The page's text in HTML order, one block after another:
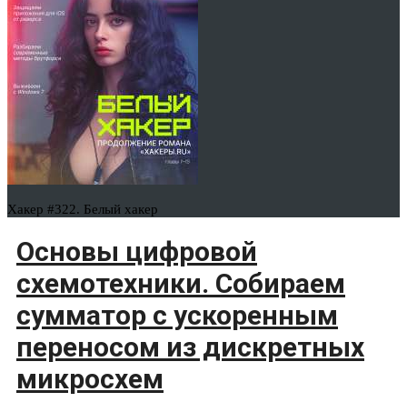
Хакер #322. Белый хакер
Основы цифровой
схемотехники. Собираем
сумматор с ускоренным
переносом из дискретных
микросхем